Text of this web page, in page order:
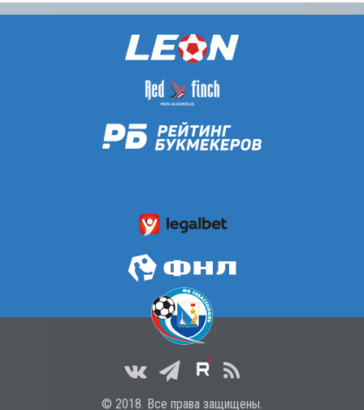
© 2018. Все права защищены.